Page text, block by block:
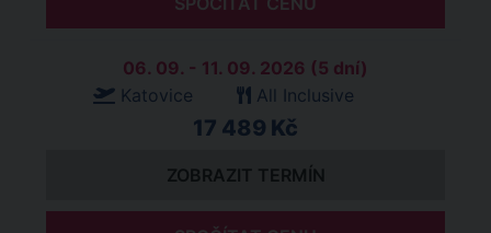
06. 09. - 11. 09. 2026 (5 dní)
Katovice
All Inclusive
17 489 Kč
ZOBRAZIT TERMÍN